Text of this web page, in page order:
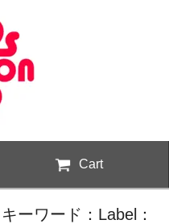
Cart
ーワード：Label：